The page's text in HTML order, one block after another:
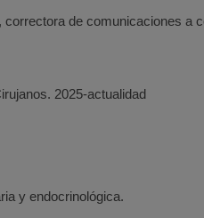
de comunicaciones a
2025-actualidad
y endocrinológica.